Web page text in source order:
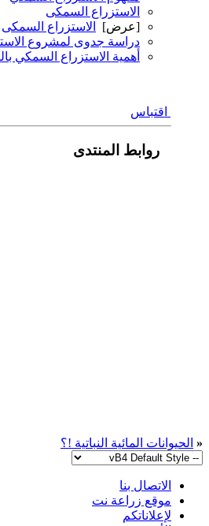
الاستزراع السمكى
[عرض]
الاستزراع السمكى
دراسة جدوى لمشروع
أهمية الاستزراع السمكي
اقتباس
روابط المنتدى
« الحيوانات المائية النباتية !؟
الاتصال بنا
موقع زراعة نت
لإعلاناتكم